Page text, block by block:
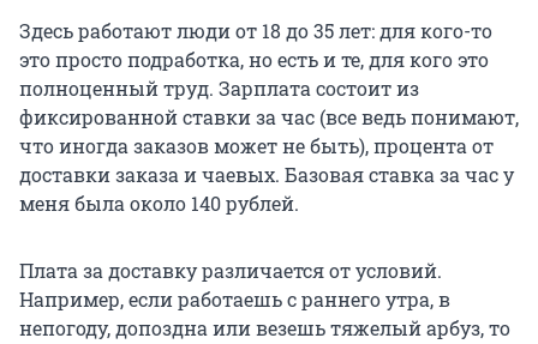
Здесь работают люди от 18 до 35 лет: для кого-то
это просто подработка, но есть и те, для кого это
полноценный труд. Зарплата состоит из
фиксированной ставки за час (все ведь понимают,
что иногда заказов может не быть), процента от
доставки заказа и чаевых. Базовая ставка за час у
меня была около 140 рублей.
Плата за доставку различается от условий.
Например, если работаешь с раннего утра, в
непогоду, допоздна или везешь тяжелый арбуз, то